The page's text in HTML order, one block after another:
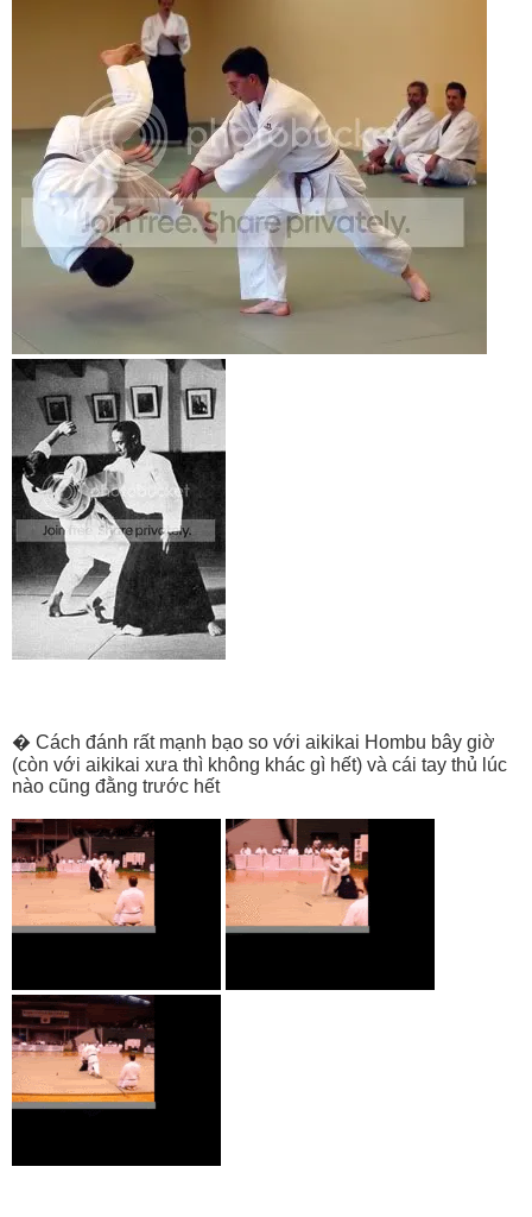
� Cách đánh rất mạnh bạo so với aikikai Hombu bây giờ
(còn với aikikai xưa thì không khác gì hết) và cái tay thủ lúc
nào cũng đằng trước hết